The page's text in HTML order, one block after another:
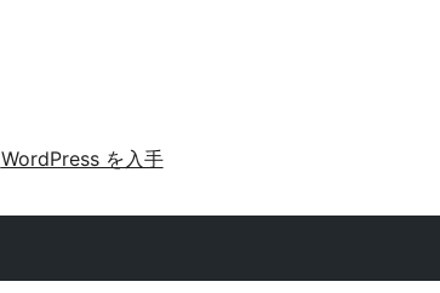
WordPress を入手